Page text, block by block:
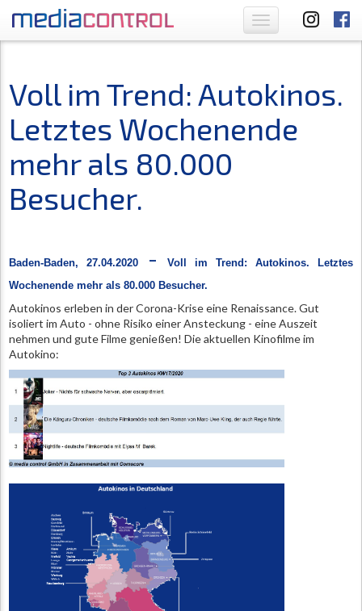
Toggle
navigation
Voll im Trend: Autokinos.
Letztes Wochenende
mehr als 80.000
Besucher.
Baden-Baden, 27.04.2020 -
Voll im Trend: Autokinos. Letztes
Wochenende mehr als 80.000 Besucher.
Autokinos erleben in der Corona-Krise eine Renaissance. Gut
isoliert im Auto - ohne Risiko einer Ansteckung - eine Auszeit
nehmen und gute Filme genießen! Die aktuellen Kinofilme im
Autokino: